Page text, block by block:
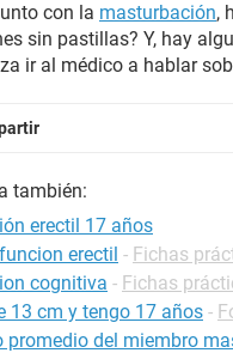
con la masturbación,
sin pastillas? Y, hay
ir al médico a hablar
también:
erectil 17 años
erectil - Fichas
cognitiva - Fichas
13 cm y tengo 17 años -
promedio del miembro